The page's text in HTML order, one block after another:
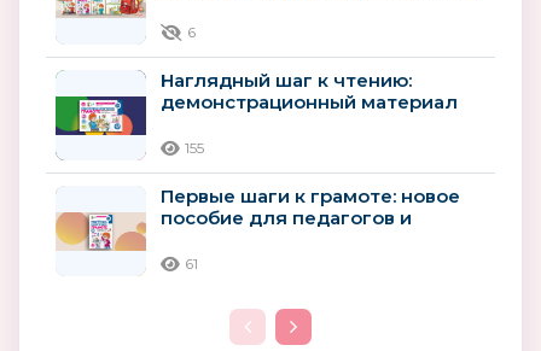
обучению
6
Наглядный шаг к чтению:
демонстрационный материал
155
Первые шаги к грамоте: новое
пособие для педагогов и
61